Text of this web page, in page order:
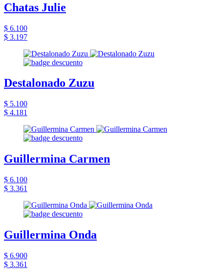
Chatas Julie
$ 6.100
$ 3.197
Destalonado Zuzu
$ 5.100
$ 4.181
Guillermina Carmen
$ 6.100
$ 3.361
Guillermina Onda
$ 6.900
$ 3.361